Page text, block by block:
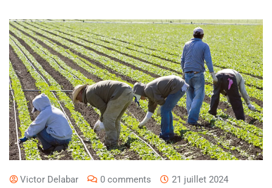
Victor Delabar 0 comments 21 juillet 2024